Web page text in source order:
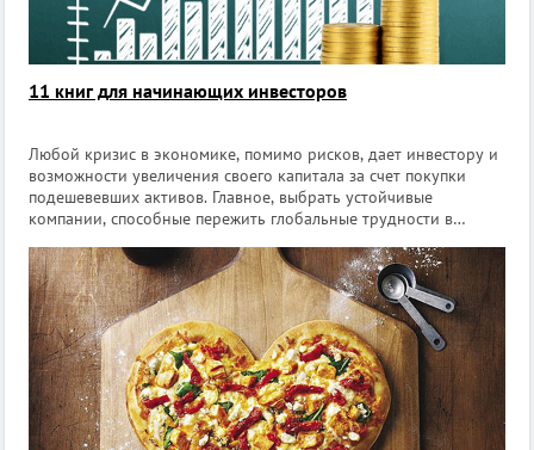
11 книг для начинающих инвесторов
Любой кризис в экономике, помимо рисков, дает инвестору и
возможности увеличения своего капитала за счет покупки
подешевевших активов. Главное, выбрать устойчивые
компании, способные пережить глобальные трудности в
рынок мы подобрали 11 книг,